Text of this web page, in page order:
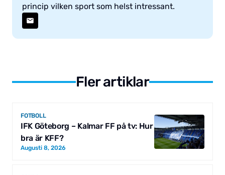
princip vilken sport som helst intressant.
Fler artiklar
FOTBOLL
IFK Göteborg – Kalmar FF på tv: Hur
bra är KFF?
Augusti 8, 2026